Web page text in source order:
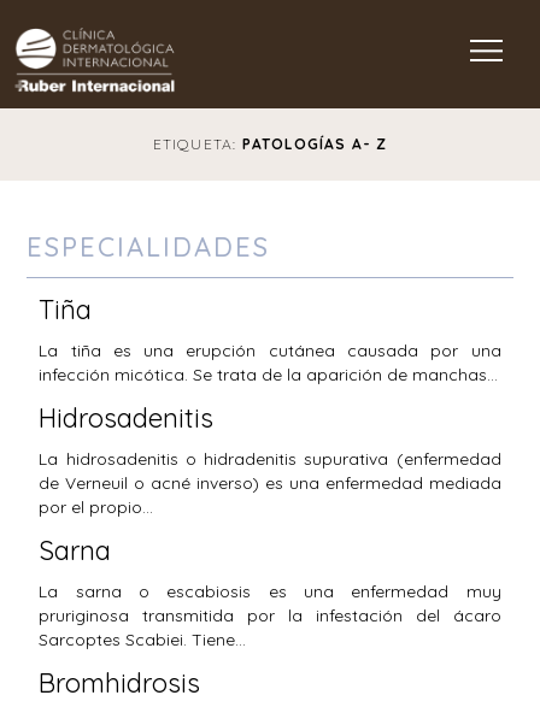
Main Navigation
ETIQUETA: PATOLOGÍAS A- Z
ESPECIALIDADES
Tiña
La tiña es una erupción cutánea causada por una
infección micótica. Se trata de la aparición de manchas…
Hidrosadenitis
La hidrosadenitis o hidradenitis supurativa (enfermedad
de Verneuil o acné inverso) es una enfermedad mediada
por el propio…
Sarna
La sarna o escabiosis es una enfermedad muy
pruriginosa transmitida por la infestación del ácaro
Sarcoptes Scabiei. Tiene…
Bromhidrosis